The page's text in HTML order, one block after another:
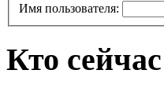
Имя пользователя:
Кто